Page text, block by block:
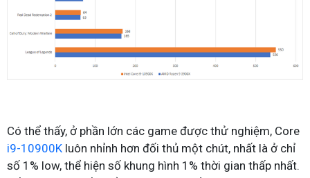
Có thể thấy, ở phần lớn các game được thử nghiệm, Core
i9-10900K luôn nhỉnh hơn đối thủ một chút, nhất là ở chỉ
số 1% low, thể hiện số khung hình 1% thời gian thấp nhất.